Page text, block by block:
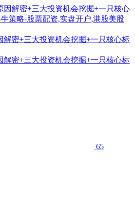
解密+三大投资机会挖掘+一只核心标
解密+三大投资机会挖掘+一只核心标
65